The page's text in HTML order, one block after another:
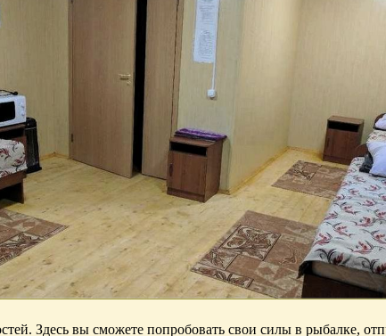
Здесь вы сможете попробовать свои силы в рыбалке,